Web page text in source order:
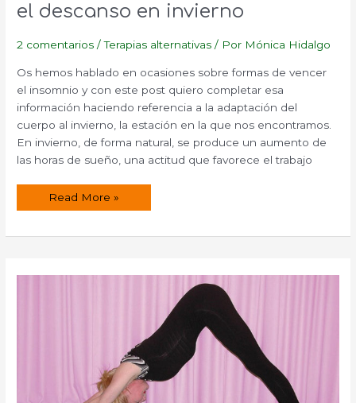
el descanso en invierno
2 comentarios /Terapias alternativas / Por Mónica Hidalgo
Os hemos hablado en ocasiones sobre formas de vencer
el insomnio y con este post quiero completar esa
información haciendo referencia a la adaptación del
cuerpo al invierno, la estación en la que nos encontramos.
En invierno, de forma natural, se produce un aumento de
las horas de sueño, una actitud que favorece el trabajo
Consejos
el
Read More »